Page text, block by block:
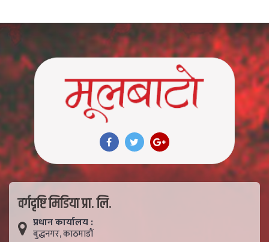
वर्गदृष्टि मिडिया प्रा. लि.
प्रधान कार्यालय :
बुद्धनगर, काठमाडाैं